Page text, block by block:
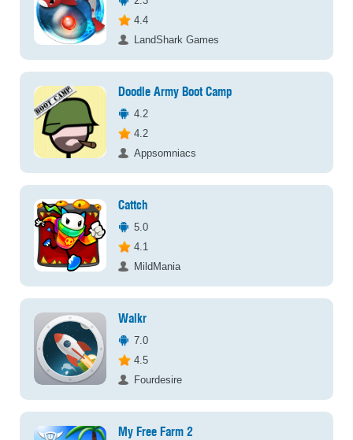
4.4
LandShark Games
Doodle Army Boot Camp
4.2
4.2
Appsomniacs
Cattch
5.0
4.1
MildMania
Walkr
7.0
4.5
Fourdesire
My Free Farm 2